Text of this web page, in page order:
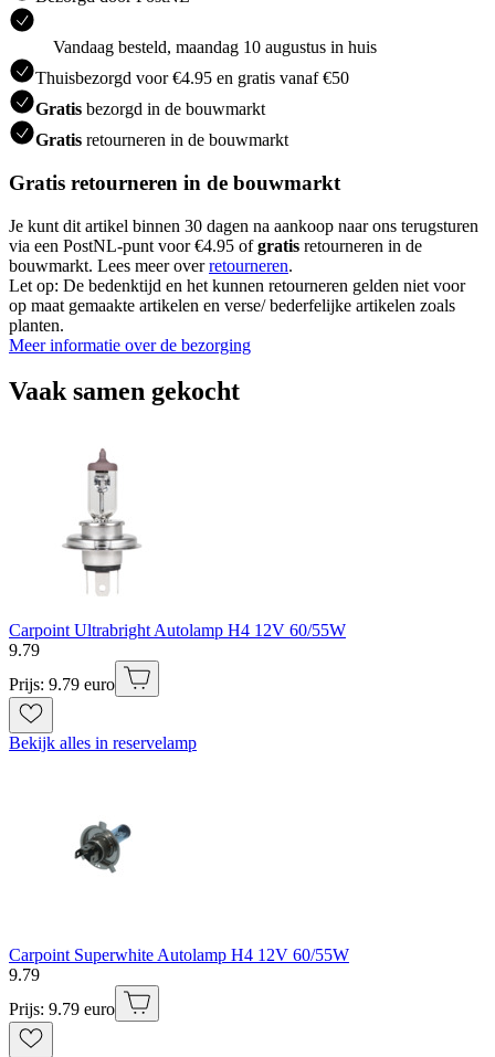
Vandaag besteld, maandag 10 augustus in huis
Thuisbezorgd voor €4.95 en gratis vanaf €50
Gratis bezorgd in de bouwmarkt
Gratis retourneren in de bouwmarkt
Gratis retourneren in de bouwmarkt
Je kunt dit artikel binnen 30 dagen na aankoop naar ons terugsturen
via een PostNL-punt voor €4.95 ofgratis retourneren in de
bouwmarkt. Lees meer overretourneren.
Let op: De bedenktijd en het kunnen retourneren gelden niet voor
op maat gemaakte artikelen en verse/ bederfelijke artikelen zoals
planten.
Meer informatie over de bezorging
Vaak samen gekocht
Carpoint Ultrabright Autolamp H4 12V 60/55W
9.79
Prijs: 9.79 euro
Bekijk alles in reservelamp
Carpoint Superwhite Autolamp H4 12V 60/55W
9.79
Prijs: 9.79 euro